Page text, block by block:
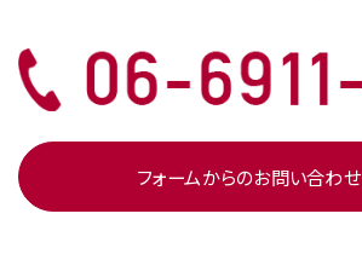
フォームからのお問い合わせ